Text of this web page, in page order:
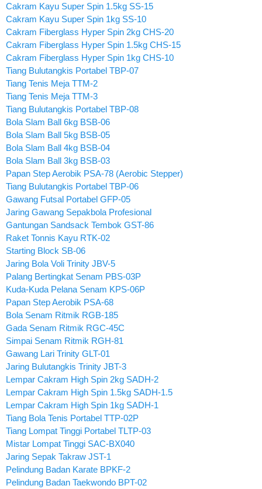
Cakram Kayu Super Spin 1.5kg SS-15
Cakram Kayu Super Spin 1kg SS-10
Cakram Fiberglass Hyper Spin 2kg CHS-20
Cakram Fiberglass Hyper Spin 1.5kg CHS-15
Cakram Fiberglass Hyper Spin 1kg CHS-10
Tiang Bulutangkis Portabel TBP-07
Tiang Tenis Meja TTM-2
Tiang Tenis Meja TTM-3
Tiang Bulutangkis Portabel TBP-08
Bola Slam Ball 6kg BSB-06
Bola Slam Ball 5kg BSB-05
Bola Slam Ball 4kg BSB-04
Bola Slam Ball 3kg BSB-03
Papan Step Aerobik PSA-78 (Aerobic Stepper)
Tiang Bulutangkis Portabel TBP-06
Gawang Futsal Portabel GFP-05
Jaring Gawang Sepakbola Profesional
Gantungan Sandsack Tembok GST-86
Raket Tonnis Kayu RTK-02
Starting Block SB-06
Jaring Bola Voli Trinity JBV-5
Palang Bertingkat Senam PBS-03P
Kuda-Kuda Pelana Senam KPS-06P
Papan Step Aerobik PSA-68
Bola Senam Ritmik RGB-185
Gada Senam Ritmik RGC-45C
Simpai Senam Ritmik RGH-81
Gawang Lari Trinity GLT-01
Jaring Bulutangkis Trinity JBT-3
Lempar Cakram High Spin 2kg SADH-2
Lempar Cakram High Spin 1.5kg SADH-1.5
Lempar Cakram High Spin 1kg SADH-1
Tiang Bola Tenis Portabel TTP-02P
Tiang Lompat Tinggi Portabel TLTP-03
Mistar Lompat Tinggi SAC-BX040
Jaring Sepak Takraw JST-1
Pelindung Badan Karate BPKF-2
Pelindung Badan Taekwondo BPT-02